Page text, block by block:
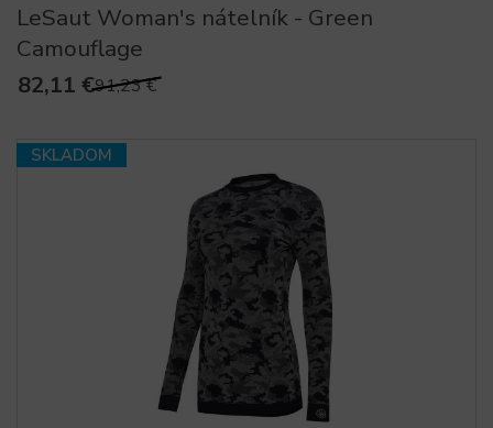
LeSaut Woman's nátelník - Green
Camouflage
82,11 €91,23 €
SKLADOM